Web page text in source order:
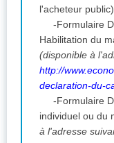
l'acheteur public).
-Formulaire
Habilitation du
(disponible à
http://
declaration-du-
-Formulaire
individuel ou du
à l'adresse